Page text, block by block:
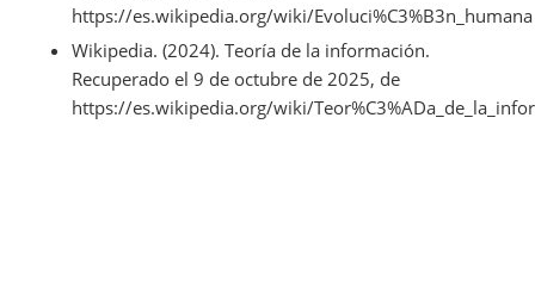
https://es.wikipedia.org/wiki/Evoluci%C3%B3n_humana
Wikipedia. (2024). Teoría de la información.
Recuperado el 9 de octubre de 2025, de
https://es.wikipedia.org/wiki/